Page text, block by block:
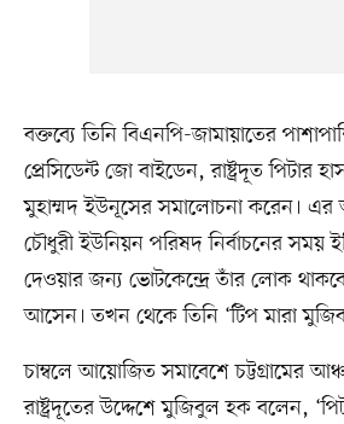
বক্তব্যে তিনি বিএনপি-জামায়াতের
প্রেসিডেন্ট জো বাইডেন, রাষ্ট্রদূত পিটার
মুহাম্মদ ইউনূসের সমালোচনা করেন।
চৌধুরী ইউনিয়ন পরিষদ নির্বাচনের সময়
দেওয়ার জন্য ভোটকেন্দ্রে তাঁর লোক
আসেন। তখন থেকে তিনি ‘টিপ মারা
চাম্বলে আয়োজিত সমাবেশে চট্টগ্রামের
রাষ্ট্রদূতের উদ্দেশে মুজিবুল হক বলেন,